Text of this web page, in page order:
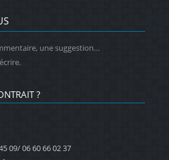
une suggestion…
?
09/ 06 60 66 02 37